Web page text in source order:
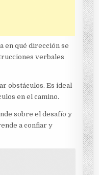
en qué dirección se
verbales
obstáculos. Es ideal
en el camino.
sobre el desafío y
a confiar y